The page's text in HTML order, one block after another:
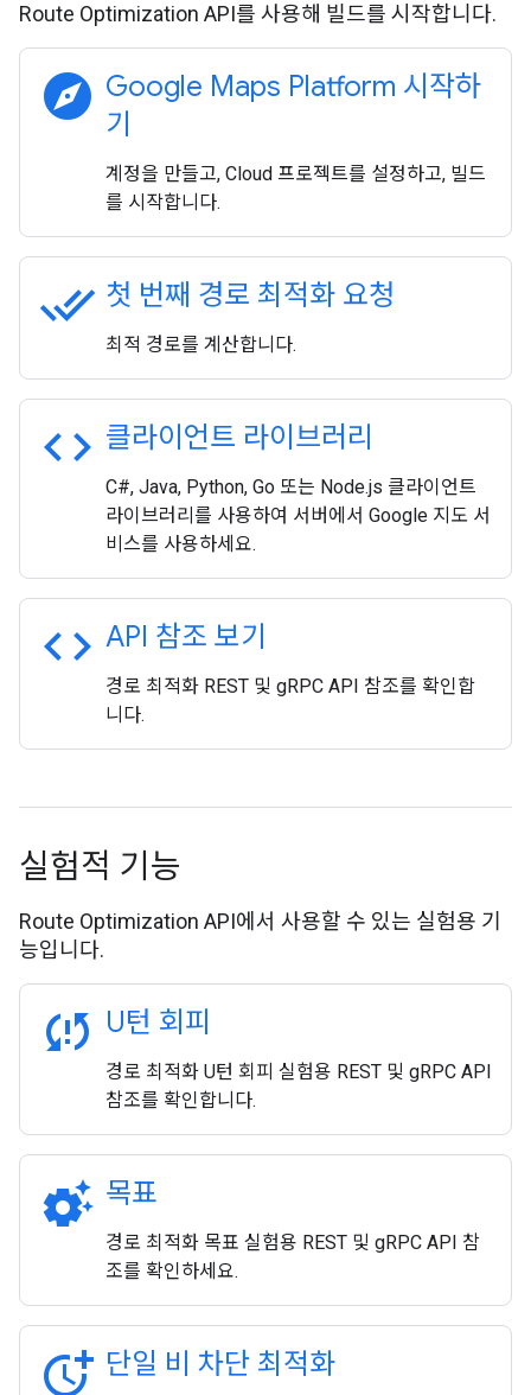
Route Optimization API를 사용해 빌드를 시작합니다.
explore Google Maps Platform 시작하
기
계정을 만들고, Cloud 프로젝트를 설정하고, 빌드
를 시작합니다.
done_all 첫 번째 경로 최적화 요청
최적 경로를 계산합니다.
code 클라이언트 라이브러리
C#, Java, Python, Go 또는 Node.js 클라이언트
라이브러리를 사용하여 서버에서 Google 지도 서
비스를 사용하세요.
code API 참조 보기
경로 최적화 REST 및 gRPC API 참조를 확인합
니다.
실험적 기능
Route Optimization API에서 사용할 수 있는 실험용 기
능입니다.
sync_problem U턴 회피
경로 최적화 U턴 회피 실험용 REST 및 gRPC API
참조를 확인합니다.
settings_suggest 목표
경로 최적화 목표 실험용 REST 및 gRPC API 참
조를 확인하세요.
more_time 단일 비 차단 최적화